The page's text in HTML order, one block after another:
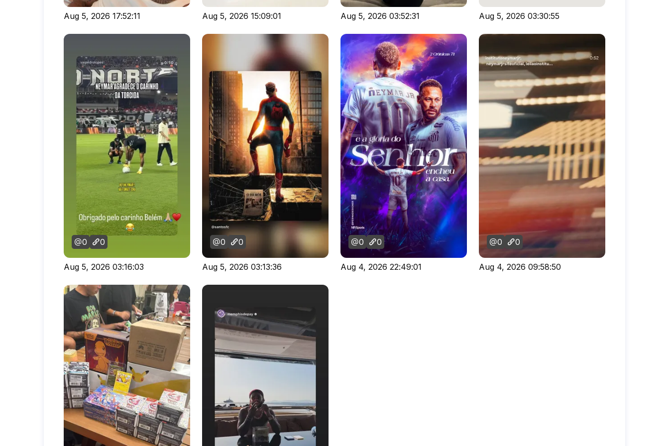
Aug 5, 2026 17:52:11 Aug 5, 2026 15:09:01 Aug 5, 2026 03:52:31 Aug 5, 2026 03:30:55
0 0
Aug 5, 2026 03:16:03
0 0
Aug 5, 2026 03:13:36
0 0
Aug 4, 2026 22:49:01
0 0
Aug 4, 2026 09:58:50